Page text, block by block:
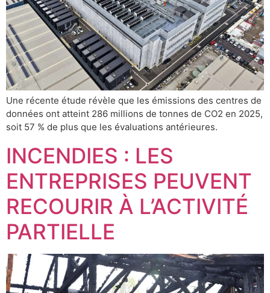
Une récente étude révèle que les émissions des centres de
données ont atteint 286 millions de tonnes de CO2 en 2025,
soit 57 % de plus que les évaluations antérieures.
INCENDIES : LES
ENTREPRISES PEUVENT
RECOURIR À L’ACTIVITÉ
PARTIELLE